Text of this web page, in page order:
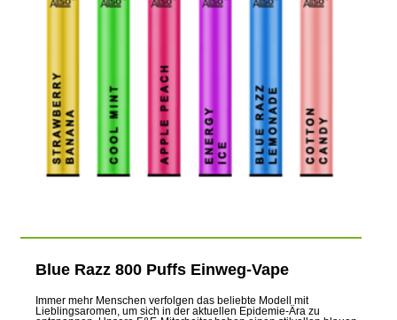
Blue Razz 800 Puffs Einweg-Vape
Immer mehr Menschen verfolgen das beliebte Modell mit
Lieblingsaromen, um sich in der aktuellen Epidemie-Ära zu